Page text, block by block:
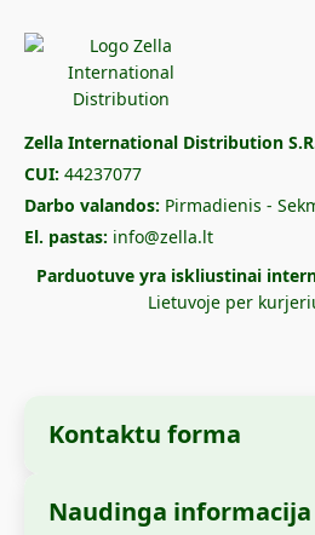
Zella International Distribution
CUI: 44237077
Darbo valandos: Pirmadienis -
El. pastas: info@zella.lt
Parduotuve yra iskliustinai
Lietuvoje per
Kontaktu forma
Naudinga informacija